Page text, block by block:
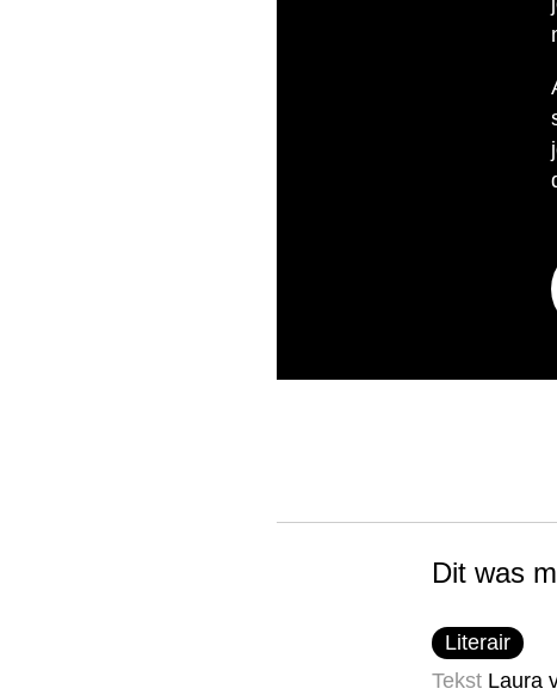
Dit was
Literair
Tekst Laura